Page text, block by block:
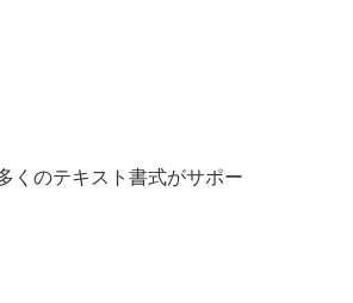
くのテキスト書式がサポー